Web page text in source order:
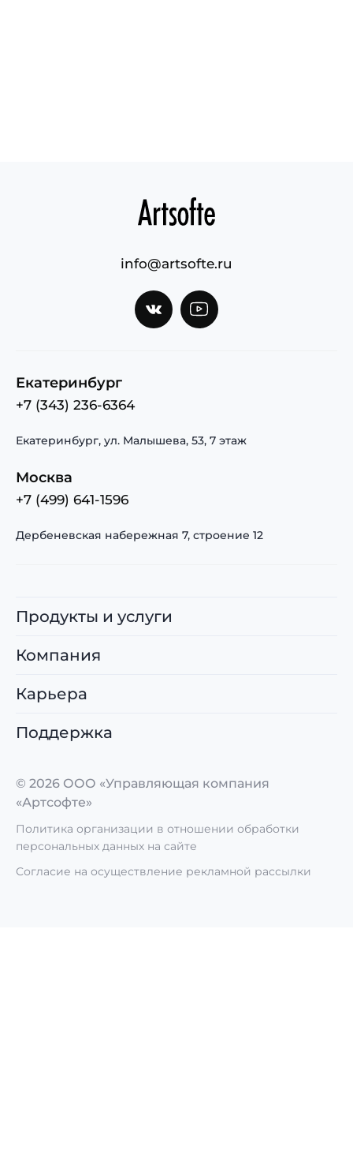
info@artsofte.ru
Екатеринбург
+7 (343) 236-6364
Екатеринбург, ул. Малышева, 53, 7 этаж
Москва
+7 (499) 641-1596
Дербеневская набережная 7, строение 12
Продукты и услуги
Компания
Карьера
Поддержка
© 2026 ООО «Управляющая компания
«Артсофте»
Политика организации в отношении обработки
персональных данных на сайте
Согласие на осуществление рекламной рассылки